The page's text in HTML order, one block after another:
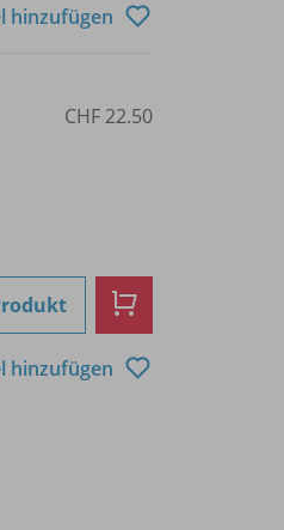
hinzufügen
CHF 22.50
hinzufügen